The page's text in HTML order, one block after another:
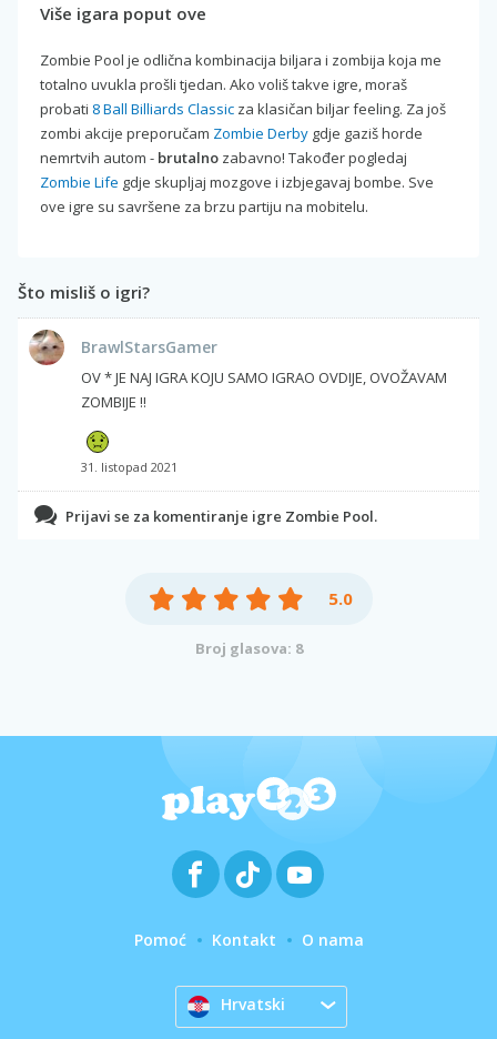
Više igara poput ove
Zombie Pool je odlična kombinacija biljara i zombija koja me
totalno uvukla prošli tjedan. Ako voliš takve igre, moraš
probati 8 Ball Billiards Classic za klasičan biljar feeling. Za još
zombi akcije preporučam Zombie Derby gdje gaziš horde
nemrtvih autom - brutalno zabavno! Također pogledaj
Zombie Life gdje skupljaj mozgove i izbjegavaj bombe. Sve
ove igre su savršene za brzu partiju na mobitelu.
Što misliš o igri?
BrawlStarsGamer
OV * JE NAJ IGRA KOJU SAMO IGRAO OVDIJE, OVOŽAVAM
ZOMBIJE !!
31. listopad 2021
Prijavi se za komentiranje igre Zombie Pool.
5.0
Broj glasova: 8
Pomoć Kontakt O nama
Hrvatski